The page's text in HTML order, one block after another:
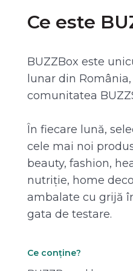
Ce este
BUZZBox este
lunar din
comunitatea
În fiecare lună,
cele mai noi
beauty, fashion,
nutriție, home
ambalate cu grijă
gata de testare.
Ce conține?